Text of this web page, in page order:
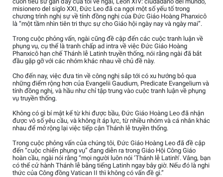
misionero del siglo XXI, Đức Leo đã ca ngợi một số yếu tố trong
chương trình nghị sự về tính đồng nghị của Đức Giáo Hoàng Phanxicô
là “một tầm nhìn tiên tri thực sự cho Giáo hội ngày nay và ngày mai”.
Trong cuộc phỏng vấn, ngài cũng đề cập đến các cuộc tranh luận về
phụng vụ, cụ thể là tranh chấp ad intra về việc Đức Giáo Hoàng
Phanxicô hạn chế Thánh lễ Latinh truyền thống, nói rằng ngài đã bắt
đầu gặp gỡ với các nhóm khác nhau về chủ đề này.
Cho đến nay, việc đưa tin về công nghị sắp tới có xu hướng bỏ qua
những điểm rộng hơn của Evangelii Gaudium, Predicate Evangelium và
tính đồng nghị, và hầu như chỉ tập trung vào cuộc tranh luận về phụng
vụ truyền thống.
Không có gì bí mật kể từ khi được bầu, Đức Giáo Hoàng Leo đã nhận
được vô số yêu cầu, và không ít áp lực, từ nhiều nhóm và cá nhân khác
nhau để mở rộng lại việc tiếp cận Thánh lễ truyền thống.
Trong cuộc phỏng vấn của chúng tôi, Đức Giáo Hoàng Leo đã đề cập
đến “cuộc chiến phụng vụ” đang diễn ra trong Giáo Hội Công Giáo
hoàn cầu, ngài nói rằng “mọi người luôn nói ‘Thánh lễ Latinh’. Vâng, bạn
có thể cử hành Thánh lễ bằng tiếng Latinh ngay bây giờ. Nếu đó là nghi
thức của Công đồng Vatican II thì không có vấn đề gì.”